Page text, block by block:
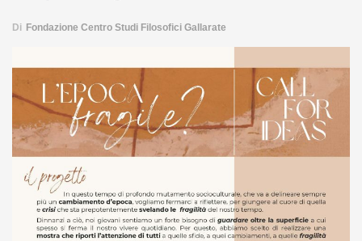
Di Fondazione Centro Studi Filosofici Gallarate